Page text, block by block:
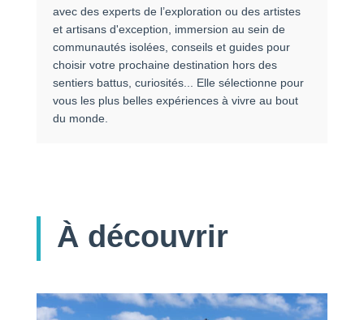
avec des experts de l’exploration ou des artistes
et artisans d'exception, immersion au sein de
communautés isolées, conseils et guides pour
choisir votre prochaine destination hors des
sentiers battus, curiosités... Elle sélectionne pour
vous les plus belles expériences à vivre au bout
du monde.
À découvrir